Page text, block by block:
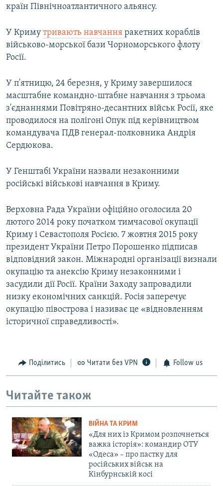
країн Північноатлантичного альянсу.
У Криму тривають навчання ракетних кораблів
військово-морської бази Чорноморського флоту
Росії.
У п'ятницю, 24 березня, у Криму завершилося
масштабне командно-штабне навчання з трьома
з'єднаннями Повітряно-десантних військ Росії, яке
проводилося на полігоні Опук під керівництвом
командувача ПДВ генерал-полковника Андрія
Сердюкова.
У Генштабі України назвали незаконними
російські військові навчання в Криму.
Верховна Рада України офіційно оголосила 20
лютого 2014 року початком тимчасової окупації
Криму і Севастополя Росією. 7 жовтня 2015 року
президент України Петро Порошенко підписав
відповідний закон. Міжнародні організації визнали
окупацію та анексію Криму незаконними і
засудили дії Росії. Країни Заходу запровадили
низку економічних санкцій. Росія заперечує
окупацію півострова і називає це «відновленням
історичної справедливості».
Поділитись Читати без VPN Follow us
Читайте також
ВІЙНА ТА КРИМ
«Для них із Кримом розпочнеться
важка історія»: командир ОТУ
«Одеса» – про пастку для
російських військ на
Кінбурнській косі